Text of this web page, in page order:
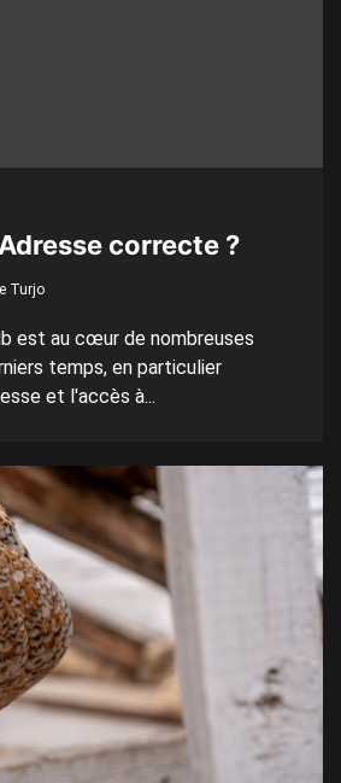
correcte ?
Turjo
est au cœur de nombreuses
temps, en particulier
et l'accès à...